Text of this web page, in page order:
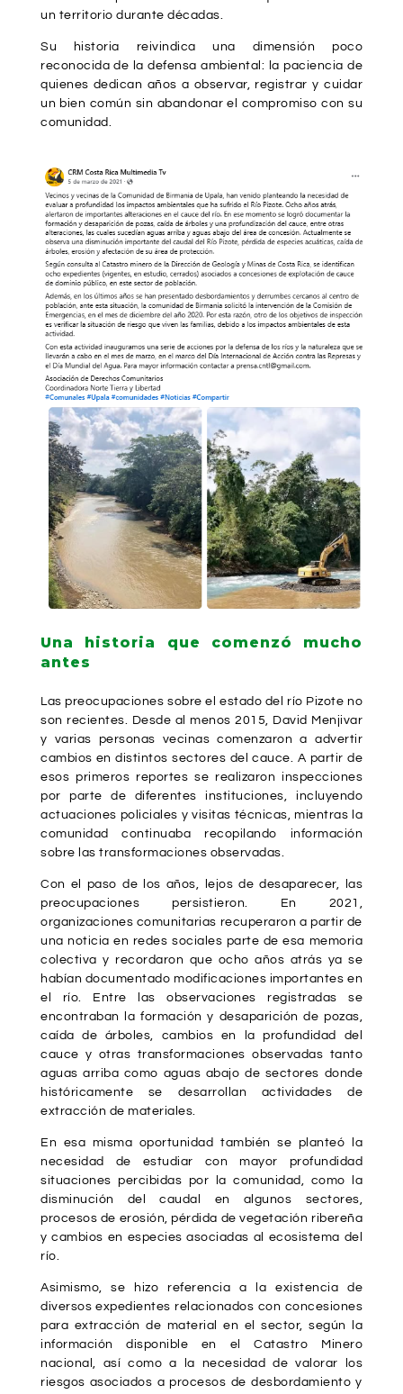
un territorio durante décadas.
Su historia reivindica una dimensión poco
reconocida de la defensa ambiental: la paciencia de
quienes dedican años a observar, registrar y cuidar
un bien común sin abandonar el compromiso con su
comunidad.
Una historia que comenzó mucho
antes
Las preocupaciones sobre el estado del río Pizote no
son recientes. Desde al menos 2015, David Menjivar
y varias personas vecinas comenzaron a advertir
cambios en distintos sectores del cauce. A partir de
esos primeros reportes se realizaron inspecciones
por parte de diferentes instituciones, incluyendo
actuaciones policiales y visitas técnicas, mientras la
comunidad continuaba recopilando información
sobre las transformaciones observadas.
Con el paso de los años, lejos de desaparecer, las
preocupaciones persistieron. En 2021,
organizaciones comunitarias recuperaron a partir de
una noticia en redes sociales parte de esa memoria
colectiva y recordaron que ocho años atrás ya se
habían documentado modificaciones importantes en
el río. Entre las observaciones registradas se
encontraban la formación y desaparición de pozas,
caída de árboles, cambios en la profundidad del
cauce y otras transformaciones observadas tanto
aguas arriba como aguas abajo de sectores donde
históricamente se desarrollan actividades de
extracción de materiales.
En esa misma oportunidad también se planteó la
necesidad de estudiar con mayor profundidad
situaciones percibidas por la comunidad, como la
disminución del caudal en algunos sectores,
procesos de erosión, pérdida de vegetación ribereña
y cambios en especies asociadas al ecosistema del
río.
Asimismo, se hizo referencia a la existencia de
diversos expedientes relacionados con concesiones
para extracción de material en el sector, según la
información disponible en el Catastro Minero
nacional, así como a la necesidad de valorar los
riesgos asociados a procesos de desbordamiento y